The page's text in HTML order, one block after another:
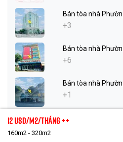
Bán tòa nhà
+3
Bán tòa nhà
+6
Bán tòa nhà
+1
Bán tòa nhà
12 Usd/m2/tháng ++
160m2 - 320m2